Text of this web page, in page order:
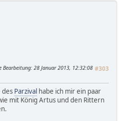
#303
Bearbeitung: 28 Januar 2013, 12:32:08
des Parzival habe ich mir ein paar
mit König Artus und den Rittern